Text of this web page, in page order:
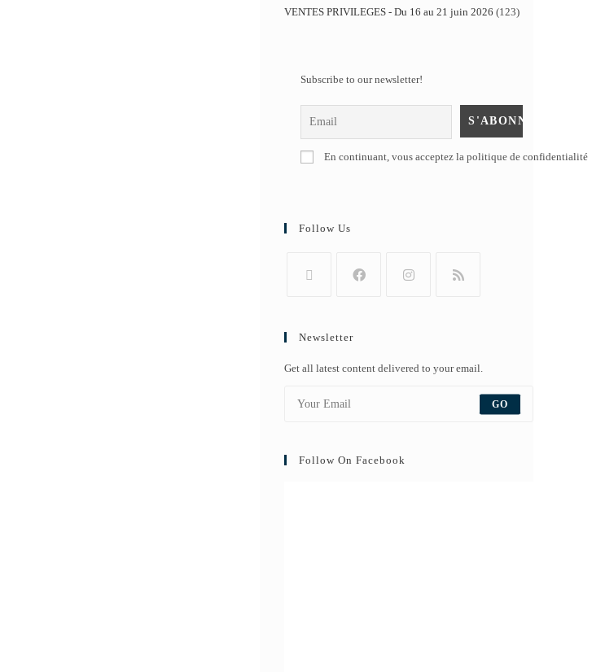
VENTES PRIVILEGES - Du 16 au 21 juin 2026 123
Subscribe to our newsletter!
En continuant, vous acceptez la politique de confidentialité
Follow Us
Newsletter
Get all latest content delivered to your email.
GO
Follow On Facebook